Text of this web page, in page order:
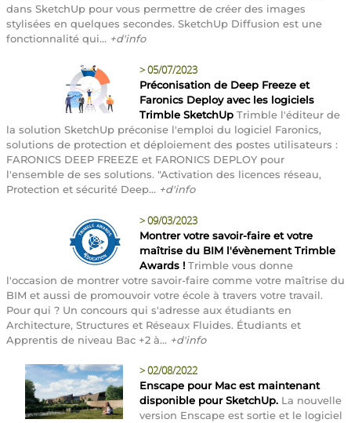
dans SketchUp pour vous permettre de créer des images
stylisées en quelques secondes. SketchUp Diffusion est une
fonctionnalité qui... +d'info
>05/07/2023
Préconisation de Deep Freeze et
Faronics Deploy avec les logiciels
Trimble SketchUp Trimble l'éditeur de
la solution SketchUp préconise l'emploi du logiciel Faronics,
solutions de protection et déploiement des postes utilisateurs :
FARONICS DEEP FREEZE et FARONICS DEPLOY pour
l'ensemble de ses solutions. "Activation des licences réseau,
Protection et sécurité Deep... +d'info
>09/03/2023
Montrer votre savoir-faire et votre
maîtrise du BIM l'évènement Trimble
Awards ! Trimble vous donne
l'occasion de montrer votre savoir-faire comme votre maîtrise du
BIM et aussi de promouvoir votre école à travers votre travail.
Pour qui ? Un concours qui s'adresse aux étudiants en
Architecture, Structures et Réseaux Fluides. Étudiants et
Apprentis de niveau Bac +2 à... +d'info
>02/08/2022
Enscape pour Mac est maintenant
disponible pour SketchUp. La nouvelle
version Enscape est sortie et le logiciel